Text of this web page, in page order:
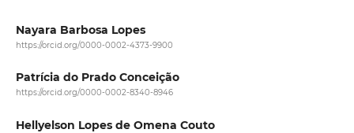
Nayara Barbosa Lopes
https://orcid.org/0000-0002-4373-9900
Patrícia do Prado Conceição
https://orcid.org/0000-0002-8340-8946
Hellyelson Lopes de Omena Couto